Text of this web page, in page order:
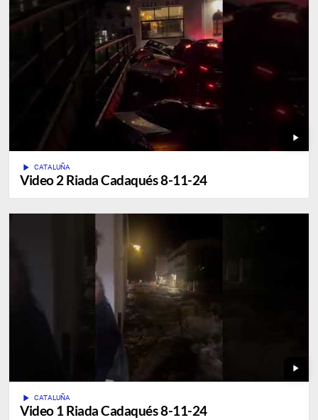
play_arrow
play_arrow CATALUÑA
Video 2 Riada Cadaqués 8-11-24
play_arrow
play_arrow CATALUÑA
Video 1 Riada Cadaqués 8-11-24